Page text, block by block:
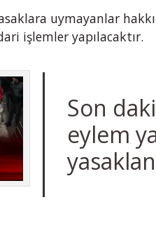
uymayanlar
işlemler yapılacaktır.
Son
eylem